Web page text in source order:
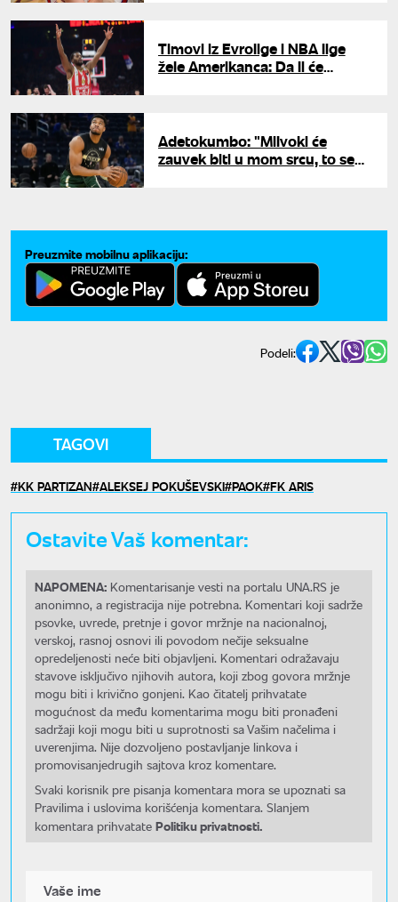
Timovi iz Evrolige i NBA lige
žele Amerikanca: Da li će
Adetokumbo: "Milvoki će
zauvek biti u mom srcu, to se
Preuzmite mobilnu aplikaciju:
Podeli:
TAGOVI
KK PARTIZAN ALEKSEJ POKUŠEVSKI PAOK FK ARIS
Ostavite Vaš komentar:
NAPOMENA: Komentarisanje vesti na portalu UNA.RS je
anonimno, a registracija nije potrebna. Komentari koji sadrže
psovke, uvrede, pretnje i govor mržnje na nacionalnoj,
verskoj, rasnoj osnovi ili povodom nečije seksualne
opredeljenosti neće biti objavljeni. Komentari odražavaju
stavove isključivo njihovih autora, koji zbog govora mržnje
mogu biti i krivično gonjeni. Kao čitatelj prihvatate
mogućnost da među komentarima mogu biti pronađeni
sadržaji koji mogu biti u suprotnosti sa Vašim načelima i
uverenjima. Nije dozvoljeno postavljanje linkova i
promovisanjedrugih sajtova kroz komentare.
Svaki korisnik pre pisanja komentara mora se upoznati sa
Pravilima i uslovima korišćenja komentara. Slanjem
komentara prihvatate Politiku privatnosti.